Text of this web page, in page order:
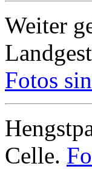
Weiter
Fotos
Celle.